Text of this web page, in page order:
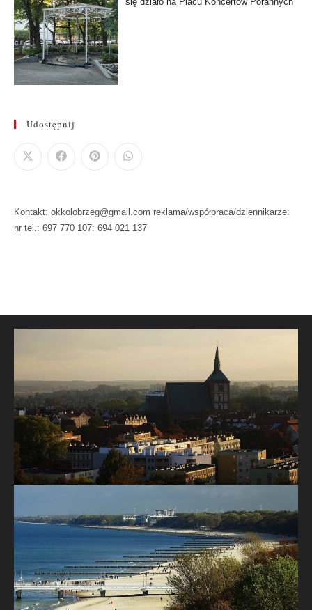
Udostępnij
Kontakt: okkolobrzeg@gmail.com reklama/współpraca/dziennikarze:
nr tel.: 697 770 107: 694 021 137